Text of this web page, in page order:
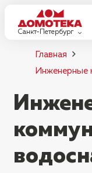
Санкт-Петербург
Главная
Инженерные